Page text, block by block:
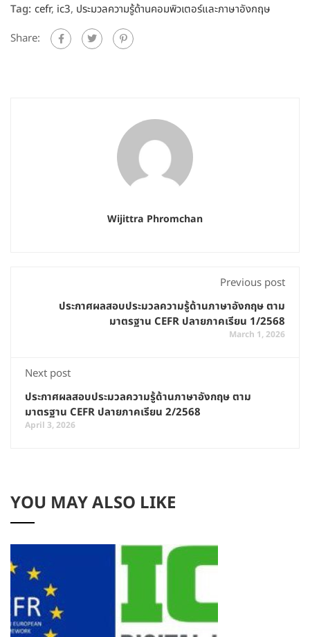
Tag: cefr, ic3, ประมวลความรู้ด้านคอมพิวเตอร์และภาษาอังกฤษ
Share:
Wijittra Phromchan
Previous post
ประกาศผลสอบประมวลความรู้ด้านภาษาอังกฤษ ตาม
มาตรฐาน CEFR ปลายภาคเรียน 1/2568
March 1, 2026
Next post
ประกาศผลสอบประมวลความรู้ด้านภาษาอังกฤษ ตาม
มาตรฐาน CEFR ปลายภาคเรียน 2/2568
April 3, 2026
YOU MAY ALSO LIKE